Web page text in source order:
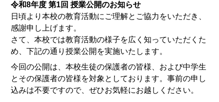
令和8年度 第1回 授業公開のお知らせ
日頃より本校の教育活動にご理解とご協力をいただき、
感謝申し上げます。
さて、本校では教育活動の様子を広く知っていただくた
め、下記の通り授業公開を実施いたします。
今回の公開は、本校生徒の保護者の皆様、および中学生
とその保護者の皆様を対象としております。事前の申し
込みは不要ですので、ぜひお気軽にお越しください。